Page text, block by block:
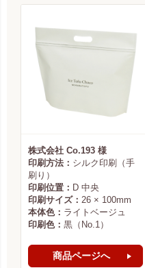
株式会社 Co.193 様
印刷方法： シルク印刷（手
刷り）
印刷位置： D 中央
印刷サイズ： 26 × 100mm
本体色： ライトベージュ
印刷色： 黒（No.1）
商品ページへ